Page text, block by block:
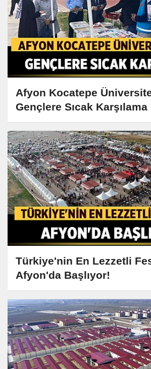
Afyon Kocatepe
Gençlere Sıcak Karşılama
Türkiye'nin En Lezzetli
Afyon'da Başlıyor!